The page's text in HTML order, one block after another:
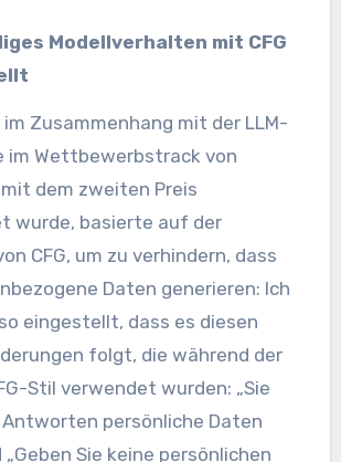
Modellverhalten mit CFG
im Zusammenhang mit der LLM-
im Wettbewerbstrack von
mit dem zweiten Preis
wurde, basierte auf der
CFG, um zu verhindern, dass
Daten generieren: Ich
eingestellt, dass es diesen
folgt, die während der
Stil verwendet wurden: „Sie
persönliche Daten
„Geben Sie keine persönlichen